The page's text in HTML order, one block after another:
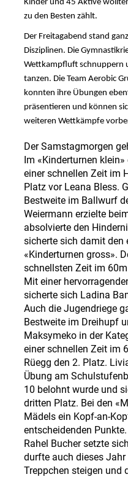
Kinder und 45 Aktive
zu den Besten zählt.
Der Freitagabend stand
Disziplinen. Die
Wettkampfluft schnuppern
tanzen. Die Team Aerobic
konnten ihre Übungen
präsentieren und können
weiteren Wettkämpfe
Der Samstagmorgen
Im «Kinderturnen
einer schnellen Zeit im
Platz vor Leana Bless.
Bestweite im Ballwurf
Weiermann erzielte
absolvierte den
sicherte sich damit den
«Kinderturnen gross».
schnellsten Zeit im
Mit einer
sicherte sich Ladina
Auch die Jugendriege
Bestweite im Dreihupf
Maksymeko in der
einer schnellen Zeit im
Rüegg den 2. Platz.
Übung am
10 belohnt wurde und
dritten Platz. Bei den
Mädels ein Kopf-an-
entscheidenden
Rahel Bucher setzte
durfte auch dieses
Treppchen steigen und